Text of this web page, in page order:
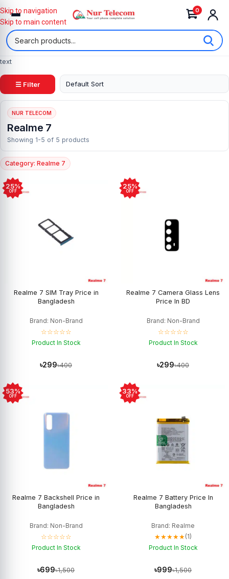
0
Skip to navigation
Skip to main content
text
☰ Filter
NUR TELECOM
Realme 7
Showing 1-5 of 5 products
Category: Realme 7
25%
OFF
Realme 7 SIM Tray Price in
Bangladesh
Brand: Non-Brand
☆☆☆☆☆
Product In Stock
৳299৳400
25%
OFF
Realme 7 Camera Glass Lens
Price In BD
Brand: Non-Brand
☆☆☆☆☆
Product In Stock
৳299৳400
53%
OFF
Realme 7 Backshell Price in
Bangladesh
Brand: Non-Brand
☆☆☆☆☆
Product In Stock
৳699৳1,500
33%
OFF
Realme 7 Battery Price In
Bangladesh
Brand: Realme
★★★★★(1)
Product In Stock
৳999৳1,500